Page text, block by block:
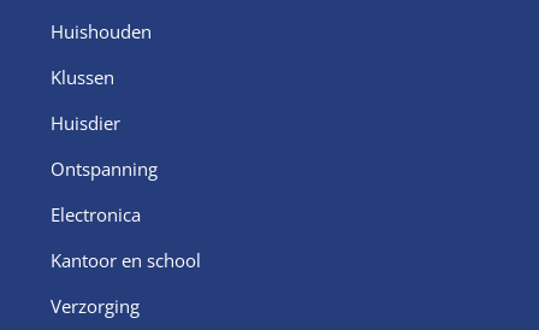
Huishouden
Klussen
Huisdier
Ontspanning
Electronica
Kantoor en school
Verzorging